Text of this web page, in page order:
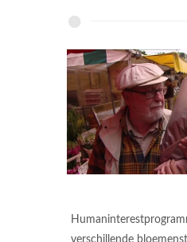
verschillende